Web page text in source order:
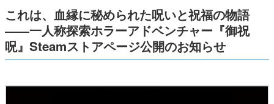
これは、血縁に秘められた呪いと祝福の物語
――一人称探索ホラーアドベンチャー『御祝
呪』Steamストアページ公開のお知らせ